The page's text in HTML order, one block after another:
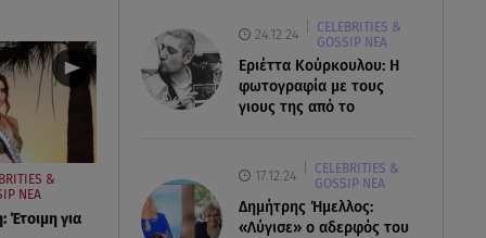
24.12.24
CELEBRITIES &
GOSSIP ΝΕΑ
Εριέττα Κούρκουλου: Η
φωτογραφία με τους
γιους της από το
17.12.24
CELEBRITIES &
GOSSIP ΝΕΑ
Δημήτρης Ήμελλος:
«Λύγισε» ο αδερφός του
&
ΝΕΑ
Έτοιμη για